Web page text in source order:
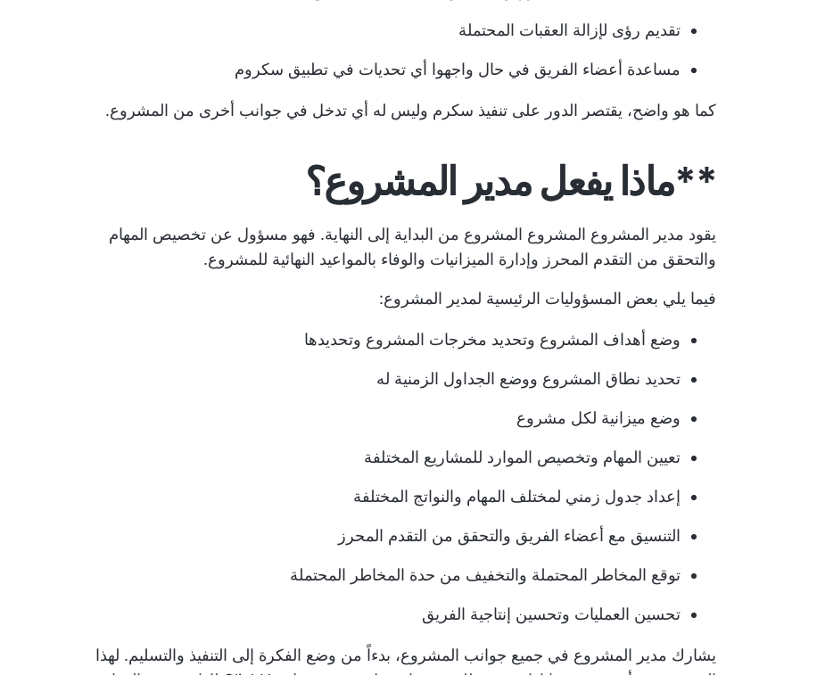
تقديم رؤى لإزالة العقبات المحتملة
مساعدة أعضاء الفريق في حال واجهوا أي تحديات في تطبيق سكروم
كما هو واضح، يقتصر الدور على تنفيذ سكرم وليس له أي تدخل في جوانب أخرى من المشروع.
**ماذا يفعل مدير المشروع؟
يقود مدير المشروع المشروع المشروع من البداية إلى النهاية. فهو مسؤول عن تخصيص المهام
والتحقق من التقدم المحرز وإدارة الميزانيات والوفاء بالمواعيد النهائية للمشروع.
فيما يلي بعض المسؤوليات الرئيسية لمدير المشروع:
وضع أهداف المشروع وتحديد مخرجات المشروع وتحديدها
تحديد نطاق المشروع ووضع الجداول الزمنية له
وضع ميزانية لكل مشروع
تعيين المهام وتخصيص الموارد للمشاريع المختلفة
إعداد جدول زمني لمختلف المهام والنواتج المختلفة
التنسيق مع أعضاء الفريق والتحقق من التقدم المحرز
توقع المخاطر المحتملة والتخفيف من حدة المخاطر المحتملة
تحسين العمليات وتحسين إنتاجية الفريق
يشارك مدير المشروع في جميع جوانب المشروع، بدءاً من وضع الفكرة إلى التنفيذ والتسليم. لهذا